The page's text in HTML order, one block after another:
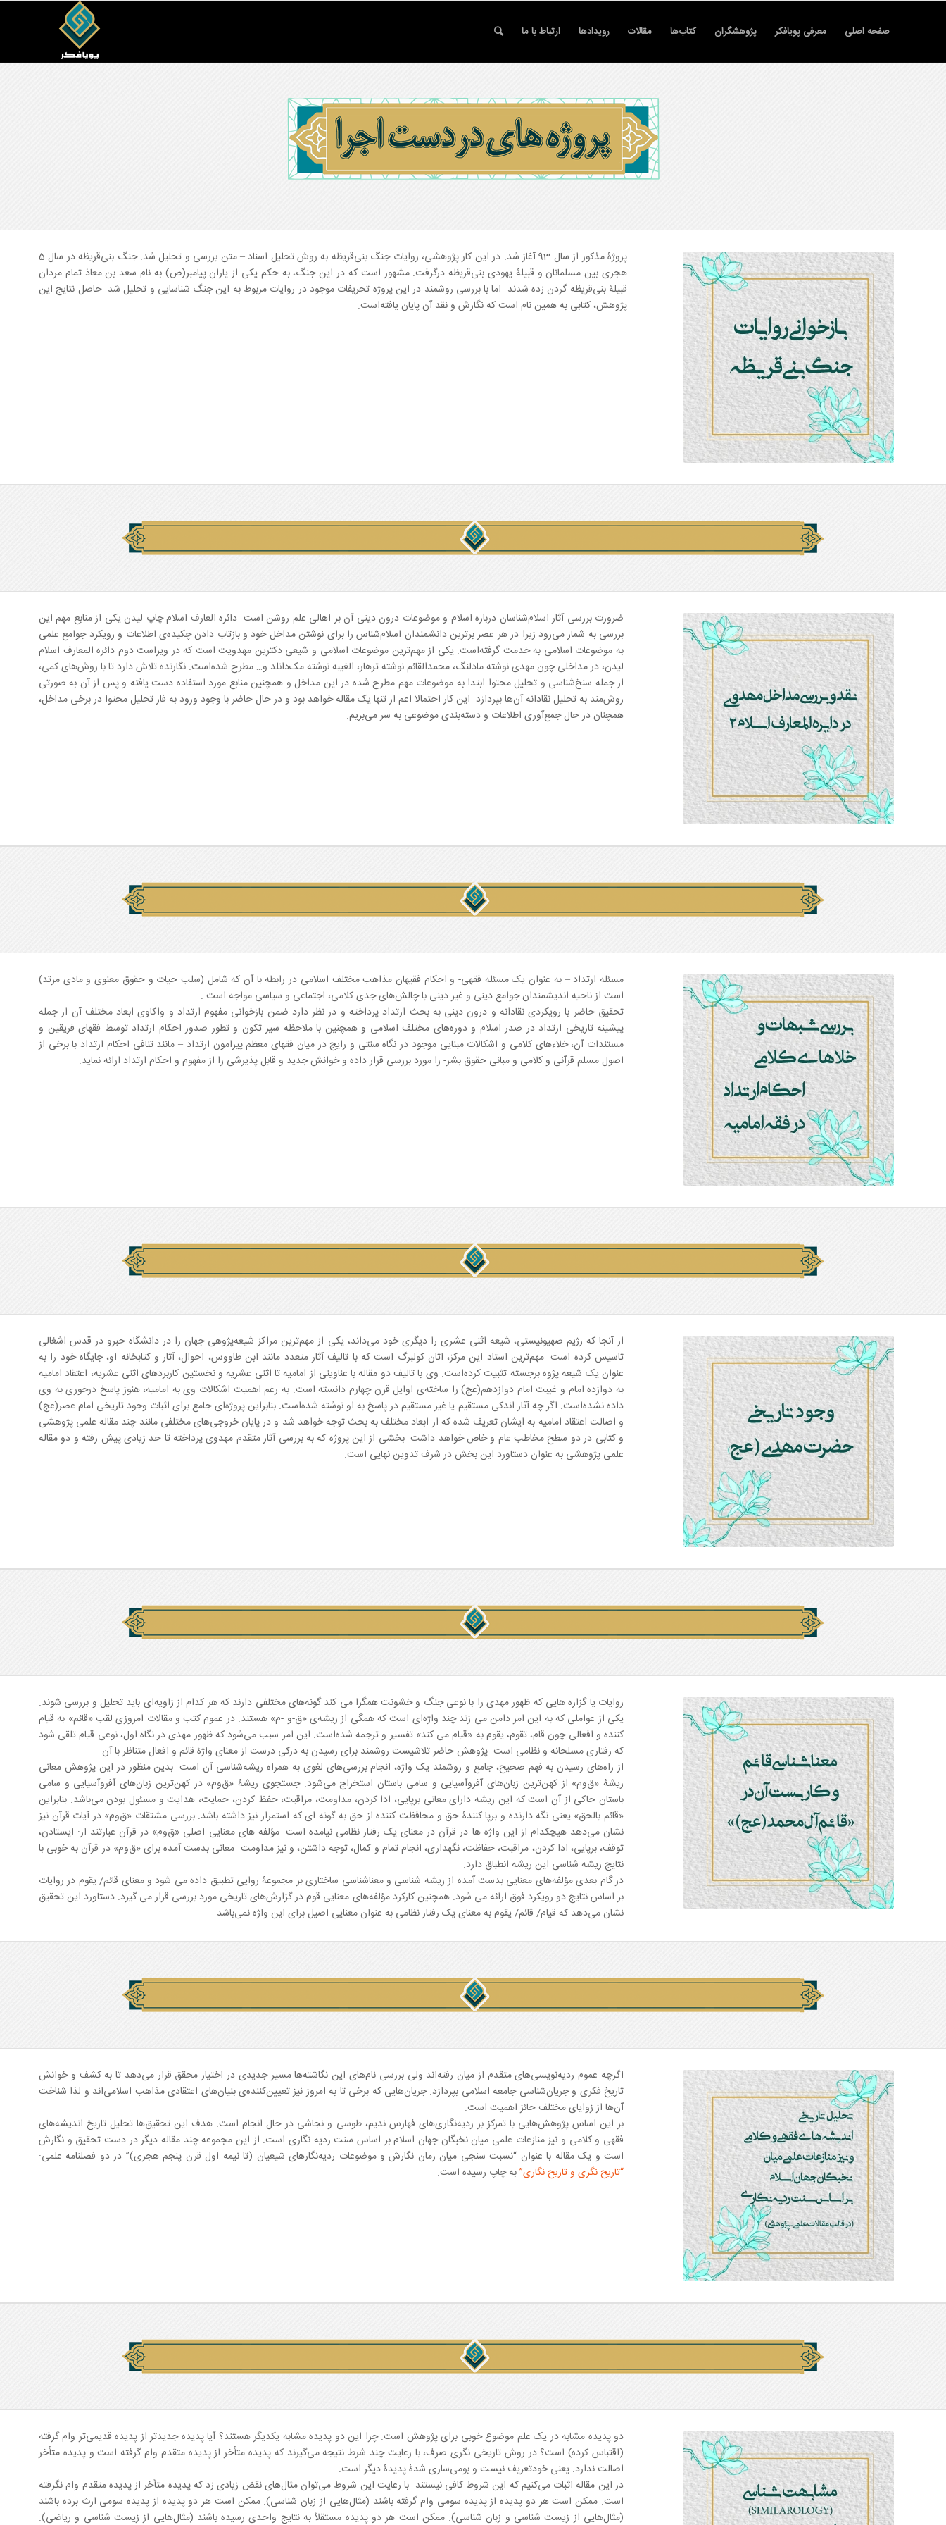
صفحه اصلی معرفی پویافکر پژوهشگران کتاب‌ها مقالات رویدادها ارتباط با ما
پروژۀ مذکور از سال 93 آغاز شد. در این کار پژوهشی، روایات جنگ بنی‌قریظه به روش تحلیل اسناد – متن بررسی و تحلیل شد. جنگ بنی‌قریظه در سال 5
هجری بین مسلمانان و قبیلۀ یهودی بنی‌قریظه درگرفت. مشهور است که در این جنگ، به حکم یکی از یاران پیامبر(ص) به نام سعد بن معاذ تمام مردان
قبیلۀ بنی‌قریظه گردن زده شدند. اما با بررسی روشمند در این پروژه تحریفات موجود در روایات مربوط به این جنگ شناسایی و تحلیل شد. حاصل نتایج این
پژوهش، کتابی به همین نام است که نگارش و نقد آن پایان یافته‌است.
ضرورت بررسی آثار اسلام‌شناسان درباره اسلام و موضوعات درون دینی آن بر اهالی علم روشن است. دائره العارف اسلام چاپ لیدن یکی از منابع مهم این
بررسی به شمار می‌رود زیرا در هر عصر برترین دانشمندان اسلام‌شناس را برای نوشتن مداخل خود و بازتاب دادن چکیده‌ی اطلاعات و رویکرد جوامع علمی
به موضوعات اسلامی به خدمت گرفته‌است. یکی از مهم‌ترین موضوعات اسلامی و شیعی دکترین مهدویت است که در ویراست دوم دائره المعارف اسلام
لیدن، در مداخلی چون مهدی نوشته مادلنگ، محمدالقائم نوشته ترهار، الغیبه نوشته مک‌دانلد و… مطرح شده‌است. نگارنده تلاش دارد تا با روش‌های کمی،
از جمله سنخ‌شناسی و تحلیل محتوا ابتدا به موضوعات مهم مطرح شده در این مداخل و همچنین منابع مورد استفاده دست یافته و پس از آن به صورتی
روش‌مند به تحلیل نقادانه آن‌ها بپردازد. این کار احتمالا اعم از تنها یک‌ مقاله خواهد بود و در حال حاضر با وجود ورود به فاز تحلیل محتوا در برخی مداخل،
همچنان در حال جمع‌آوری اطلاعات و دسته‌بندی موضوعی به سر می‌بریم.
مسئله ارتداد – به عنوان یک مسئله فقهی- و احکام فقیهان مذاهب مختلف اسلامی در رابطه با آن که شامل (سلب حیات و حقوق معنوی و مادی مرتد)
است از ناحیه اندیشمندان جوامع دینی و غیر دینی با چالش‌های جدی کلامی، اجتماعی و سیاسی مواجه است .
تحقیق حاضر با رویکردی نقادانه و درون دینی به بحث ارتداد پرداخته و در نظر دارد ضمن بازخوانی مفهوم ارتداد و واکاوی ابعاد مختلف آن از جمله
پیشینه تاریخی ارتداد در صدر اسلام و دوره‌های مختلف اسلامی و همچنین با ملاحظه سیر تکون و تطور صدور احکام ارتداد توسط فقهای فریقین و
مستندات آن، خلاء‌های کلامی و اشکالات مبنایی موجود در نگاه سنتی و رایج در میان فقهای معظم پیرامون ارتداد – مانند تنافی احکام ارتداد با برخی از
اصول مسلم قرآنی و کلامی و مبانی حقوق بشر- را مورد بررسی قرار داده و خوانش جدید و قابل پذیرشی را از مفهوم و احکام ارتداد ارائه نماید.
از آنجا که رژیم صهیونیستی، شیعه اثنی عشری را دیگری خود می‌داند، یکی از مهم‌ترین مراکز شیعه‌پژوهی جهان را در دانشگاه حبرو در قدس اشغالی
تاسیس کرده است. مهم‌ترین استاد این مرکز، اتان کولبرگ است که با تالیف آثار متعدد مانند ابن طاووس، احوال، آثار و کتابخانه او، جایگاه خود را به
عنوان یک شیعه پژوه برجسته تثبیت کرده‌است. وی با تالیف دو مقاله با عناوینی از امامیه تا اثنی عشریه و نخستین کاربردهای اثنی عشریه، اعتقاد امامیه
به دوازده امام و غیبت امام دوازدهم(عج) را ساخته‌ی اوایل قرن چهارم دانسته است. به رغم اهمیت اشکالات وی به امامیه، هنوز پاسخ درخوری به وی
داده نشده‌است. اگر چه آثار اندکی مستقیم یا غیر مستقیم در پاسخ به او نوشته شده‌است. بنابراین پروژه‌ای جامع برای اثبات وجود تاریخی امام عصر(عج)
و اصالت اعتقاد امامیه به ایشان تعریف شده که از ابعاد مختلف به بحث توجه خواهد شد و در پایان خروجی‌های مختلفی مانند چند مقاله علمی پژوهشی
و کتابی در دو سطح مخاطب عام و خاص خواهد داشت. بخشی از این پروژه که به بررسی آثار متقدم مهدوی پرداخته تا حد زیادی پیش رفته و دو مقاله
علمی پژوهشی به عنوان دستاورد این بخش در شرف تدوین نهایی است.
روایات یا گزاره هایی که ظهور مهدی را با نوعی جنگ و خشونت همگرا می کند گونه‌های مختلفی دارند که هر کدام از زاویه‌ای باید تحلیل و بررسی شوند.
یکی از عواملی که به این امر دامن می زند چند واژه‌ای است که همگی از ریشه‌ی «ق-و -م» هستند. در عموم کتب و مقالات امروزی لقب «قائم» به قیام
کننده و افعالی چون قام، تقوم، یقوم به «قیام می کند» تفسیر و ترجمه شده‌است. این امر سبب می‌شود که ظهور مهدی در نگاه اول، نوعی قیام تلقی شود
که رفتاری مسلحانه و نظامی است. پژوهش حاضر تلاشیست روشمند برای رسیدن به درکی درست از معنای واژۀ قائم و افعال متناظر با آن.
از راه‌های رسیدن به فهم صحیح، ‌جامع و روشمند‌ یک واژه، انجام بررسی‌های لغوی به همراه ریشه‌شناسی آن است. بدین منظور در این پژوهش معانی
ریشۀ «ق‌وم» از کهن‌ترین زبان‌های آفروآسیایی و سامی باستان استخراج می‌شود. جستجوی ریشۀ «ق‌وم» در کهن‌ترین زبان‌های آفروآسیایی و سامی
باستان حاکی از آن است که این ریشه دارای معانی برپایی، ادا کردن، مداومت، مراقبت، حفظ کردن، حمایت، هدایت و مسئول بودن می‌باشد. بنابراین
«قائم بالحق» یعنی نگه دارنده و برپا کنندۀ حق و محافظت کننده از حق به گونه ای که استمرار نیز داشته باشد. بررسی مشتقات «ق‌وم» در آیات قرآن نیز
نشان می‌دهد هیچکدام از این واژه ها در قرآن در معنای یک رفتار نظامی نیامده است. مؤلفه های معنایی اصلی «ق‌وم» در قرآن عبارتند از: ایستادن،
توقف، برپایی، ادا کردن، مراقبت، حفاظت، نگهداری، انجام تمام و کمال، توجه داشتن، و نیز مداومت. معانی بدست آمده برای «ق‌وم» در قرآن به خوبی با
نتایج ریشه شناسی این ریشه انطباق دارد.
در گام بعدی مؤلفه‌های معنایی بدست آمده از ریشه شناسی و معناشناسی ساختاری بر مجموعۀ روایی تطبیق داده می شود و معنای قائم/ یقوم در روایات
بر اساس نتایج دو رویکرد فوق ارائه می شود. همچنین کارکرد مؤلفه‌های معنایی قوم در گزارش‌های تاریخی مورد بررسی قرار می گیرد. دستاورد این تحقیق
نشان می‌دهد که قیام/ قائم/ یقوم به معنای یک رفتار نظامی به عنوان معنایی اصیل برای این واژه نمی‌باشد.
اگرچه عموم ردیه‌نویسی‌های متقدم از میان ‌رفته‌اند ولی بررسی نام‌های این نگاشته‌ها مسیر جدیدی در اختیار محقق قرار می‌دهد تا به کشف و خوانش
تاریخ فکری و جریان‌شناسی جامعه اسلامی بپردازد. جریان‌هایی که برخی تا به امروز نیز تعیین‌‌کننده‌ی بنیان‌های اعتقادی مذاهب اسلامی‌اند و لذا شناخت
آن‌ها از زوایای مختلف حائز اهمیت است.
بر این اساس پژوهش‌هایی با تمرکز بر ردیه‌نگاری‌های فهارس ندیم، طوسی و نجاشی در حال انجام است. هدف این تحقیق‌ها تحلیل تاریخ اندیشه‌های
فقهی و کلامی و نیز منازعات علمی میان نخبگان جهان اسلام بر اساس سنت ردیه نگاری است. از این مجموعه چند مقاله دیگر در دست تحقیق و نگارش
است و یک مقاله با عنوان “نسبت سنجی میان زمان نگارش و موضوعات ردیه‌نگارهای شیعیان (تا نیمه اول قرن پنجم هجری)” در دو فصلنامه علمی:
“تاریخ نگری و تاریخ نگاری”به چاپ رسیده است.
دو پدیده مشابه در یک علم موضوع خوبی برای پژوهش است. چرا این دو پدیده مشابه یکدیگر هستند؟ آیا پدیده جدیدتر از پدیده قدیمی‌تر وام گرفته
(اقتباس کرده) است؟ در روش تاریخی نگری صرف، با رعایت چند شرط نتیجه می‌گیرند که پدیده متأخر از پدیده متقدم وام گرفته است و پدیده متأخر
اصالت ندارد. یعنی خودتعریف نیست و بومی‌سازی شدۀ پدیدۀ دیگر است.
در این مقاله اثبات می‌کنیم که این شروط کافی نیستند. با رعایت این شروط می‌توان مثال‌های نقض زیادی زد که پدیده متأخر از پدیده متقدم وام نگرفته
است. ممکن است هر دو پدیده از پدیده سومی وام گرفته باشند (مثال‌هایی از زبان شناسی). ممکن است هر دو پدیده از پدیده سومی ارث برده باشند
(مثال‌هایی از زیست شناسی و زبان شناسی). ممکن است هر دو پدیده مستقلاً به نتایج واحدی رسیده باشند (مثال‌هایی از زیست شناسی و ریاضی).